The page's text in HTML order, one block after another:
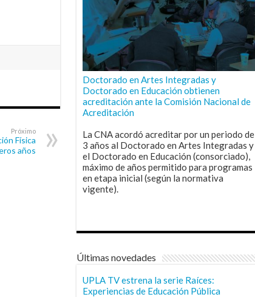
Próximo
Física
años
Doctorado en Artes Integradas y
Doctorado en Educación obtienen
acreditación ante la Comisión Nacional de
Acreditación
La CNA acordó acreditar por un periodo de
3 años al Doctorado en Artes Integradas y
el Doctorado en Educación (consorciado),
máximo de años permitido para programas
en etapa inicial (según la normativa
vigente).
Últimas novedades
UPLA TV estrena la serie Raíces:
Experiencias de Educación Pública